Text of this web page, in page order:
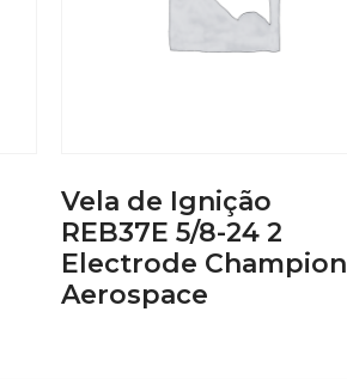
Vela de Ignição
REB37E 5/8-24 2
Electrode Champion
Aerospace